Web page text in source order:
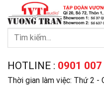
content
Tìm
HOTLINE : 0901
Thời gian làm việc: Thứ 2 -